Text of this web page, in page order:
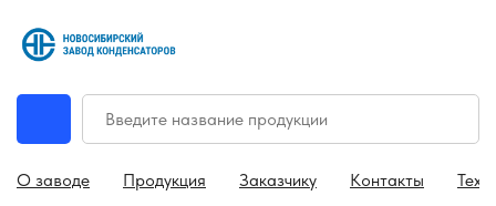
О заводе Продукция Заказчику Контакты